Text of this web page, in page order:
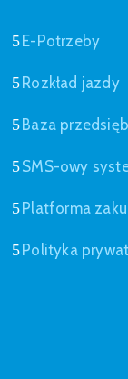
E-Potrzeby
Rozkład jazdy
Baza
SMS-owy
Platforma
Polityka